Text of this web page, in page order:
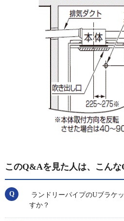
このQ&Aを見た人は、こん
ランドリーパイプのUブラケ
すか？